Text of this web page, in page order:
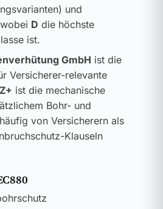
und
D die höchste
ist.
GmbH ist die
Versicherer-relevante
ist die mechanische
Bohr- und
von Versicherern als
Klauseln